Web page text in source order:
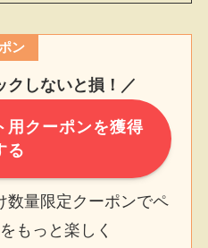
ン
クしないと損！／
用クーポンを獲得
る
数量限定クーポンでペ
もっと楽しく